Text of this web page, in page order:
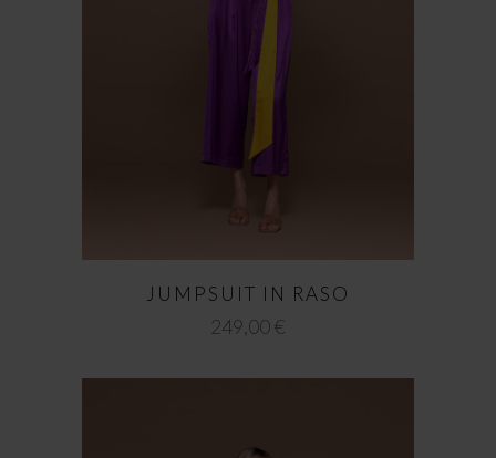
JUMPSUIT IN RASO
249,00€